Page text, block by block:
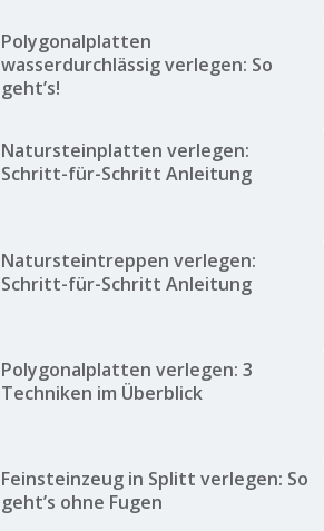
Polygonalplatten
wasserdurchlässig verlegen: So
geht’s!
Natursteinplatten verlegen:
Schritt-für-Schritt Anleitung
Natursteintreppen verlegen:
Schritt-für-Schritt Anleitung
Polygonalplatten verlegen: 3
Techniken im Überblick
Feinsteinzeug in Splitt verlegen: So
geht’s ohne Fugen